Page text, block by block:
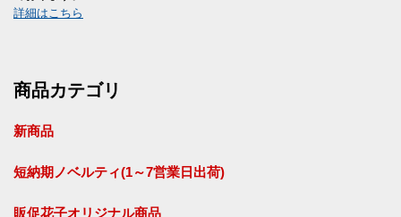
詳細はこちら
商品カテゴリ
新商品
短納期ノベルティ(1～7営業日出荷)
販促花子オリジナル商品